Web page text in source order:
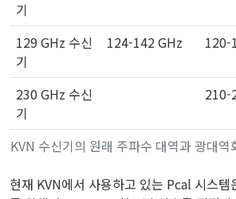
KVN 수신기의 원래 주파수 대역과 광대역
기
129 GHz 수신
기
124-142 GHz 120-
230 GHz 수신
기
210-
현재 KVN에서 사용하고 있는 Pcal 시스